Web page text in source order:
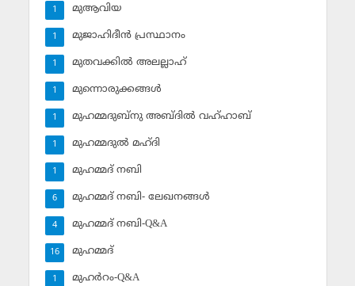
മുആവിയ
1
മുജാഹിദീന്‍ പ്രസ്ഥാനം
1
മുതവക്കില്‍ അലല്ലാഹ്
1
മുന്നൊരുക്കങ്ങള്‍
1
മുഹമ്മദുബ്‌നു അബ്ദില്‍ വഹ്ഹാബ്
1
മുഹമ്മദുല്‍ മഹ്ദി
1
മുഹമ്മദ് നബി
1
മുഹമ്മദ് നബി- ലേഖനങ്ങള്‍
6
മുഹമ്മദ് നബി-Q&A
4
മുഹമ്മദ്‌
16
മുഹര്‍റം-Q&A
1